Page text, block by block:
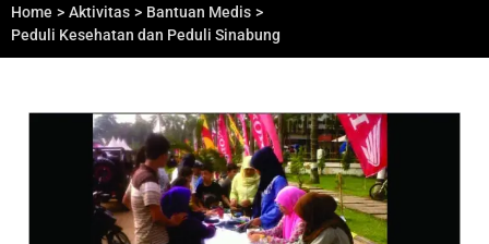
Home > Aktivitas > Bantuan Medis >
Peduli Kesehatan dan Peduli Sinabung